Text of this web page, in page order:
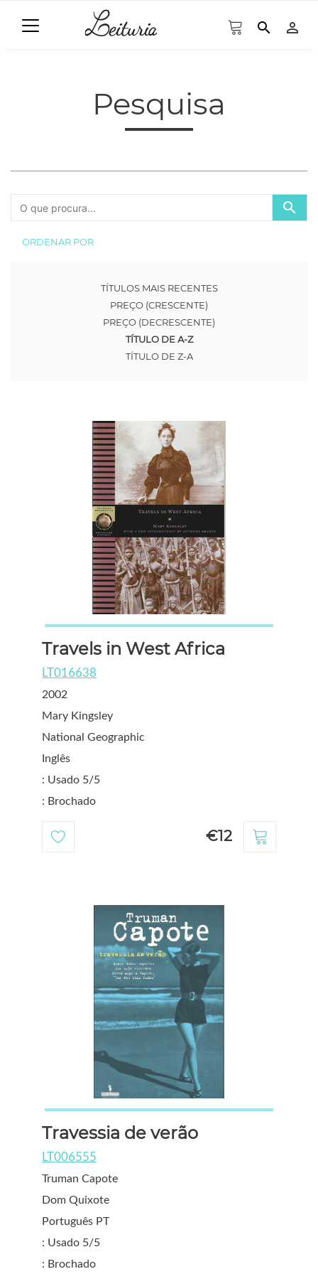
search person_outline
Pesquisa
search
ORDENAR POR
TÍTULOS MAIS RECENTES
PREÇO (CRESCENTE)
PREÇO (DECRESCENTE)
TÍTULO DE A-Z
TÍTULO DE Z-A
Travels in West Africa
LT016638
2002
Mary Kingsley
National Geographic
Inglês
: Usado 5/5
: Brochado
€12
Travessia de verão
LT006555
Truman Capote
Dom Quixote
Português PT
: Usado 5/5
: Brochado